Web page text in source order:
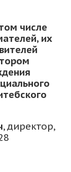
числе
их
, директор,